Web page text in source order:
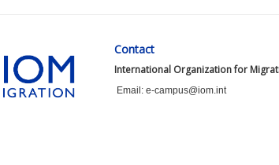
Contact
International Organization for
Email: e-campus@iom.int